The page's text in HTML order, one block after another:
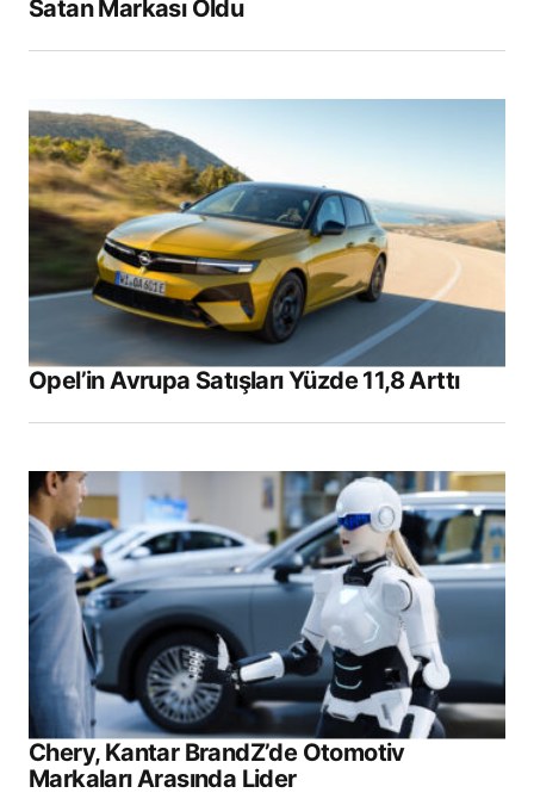
Satan Markası Oldu
Opel’in Avrupa Satışları Yüzde 11,8 Arttı
Chery, Kantar BrandZ’de Otomotiv
Markaları Arasında Lider